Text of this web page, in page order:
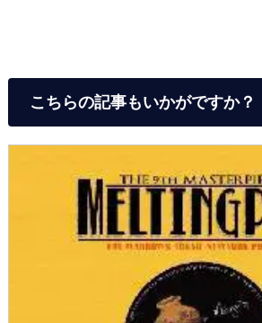
こちらの記事もいかがですか？